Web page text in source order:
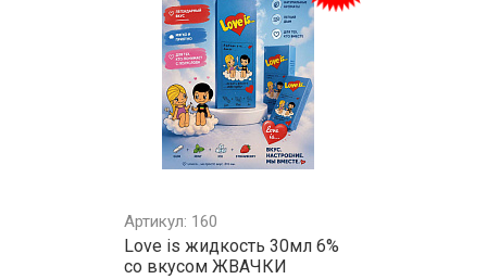
Артикул: 160
Love is жидкость 30мл 6%
со вкусом ЖВАЧКИ